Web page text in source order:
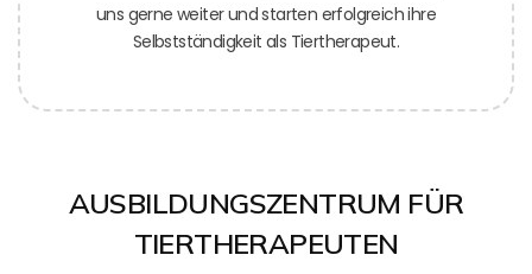
uns gerne weiter und starten erfolgreich ihre
Selbstständigkeit als Tiertherapeut.
AUSBILDUNGSZENTRUM FÜR
TIERTHERAPEUTEN